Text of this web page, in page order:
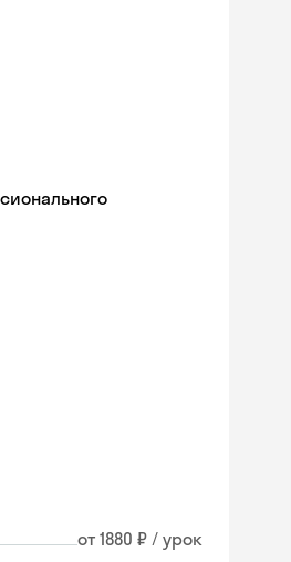
от 1880 ₽ / урок